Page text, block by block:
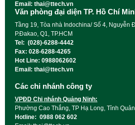
Email: thai@ttech.vn
Văn phòng đại diện TP. Hồ Chí
Tầng 19, Tòa nhà Indochina/ Số 4, Nguyễn
P.Đakao, Q1, TP.HCM
Tel: (028)-6288-4442
Fax: 028-6288-4265
Hot Line: 0988062602
Email: thai@ttech.vn
Các chi nhánh công ty
VPĐD Chi nhánh Quảng Ninh:
Phường Cao Thắng, TP Hạ Long, Tỉnh
Hotline: 0988 062 602